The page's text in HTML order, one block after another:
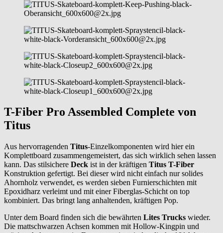
T-Fiber Pro Assembled Complete von
Titus
Aus hervorragenden Titus-Einzelkomponenten wird hier ein
Komplettboard zusammengemeistert, das sich wirklich sehen lassen
kann. Das stilsichere Deck ist in der kräftigen Titus T-Fiber
Konstruktion gefertigt. Bei dieser wird nicht einfach nur solides
Ahornholz verwendet, es werden sieben Furnierschichten mit
Epoxidharz verleimt und mit einer Fiberglas-Schicht on top
kombiniert. Das bringt lang anhaltenden, kräftigen Pop.
Unter dem Board finden sich die bewährten Lites Trucks wieder.
Die mattschwarzen Achsen kommen mit Hollow-Kingpin und